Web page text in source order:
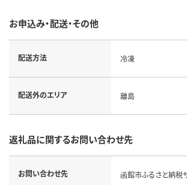
お申込み・配送・その他
配送方法 冷凍
配送外のエリア 離島
返礼品に関するお問い合わせ先
お問い合わせ先 函館市ふるさと納税